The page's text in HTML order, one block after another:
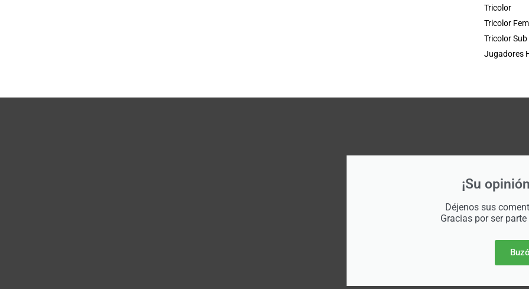
Tricolor
Tricolor
Tricolor Sub
Jugadores
¡Su
Déjenos sus
Gracias por ser